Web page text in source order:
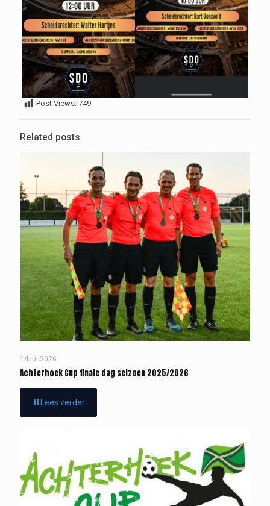
Post Views: 749
Related posts
14 jul 2026
Achterhoek Cup finale dag seizoen 2025/2026
Lees verder